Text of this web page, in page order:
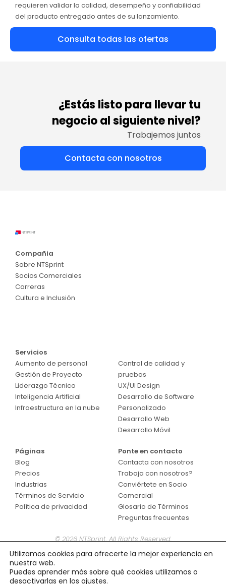
requieren validar la calidad, desempeño y confiabilidad
del producto entregado antes de su lanzamiento.
Consulta todas las ofertas
Contacta con nosotros
¿Estás listo para llevar tu
negocio al siguiente nivel?
Trabajemos juntos
Compañia
Sobre NTSprint
Socios Comerciales
Carreras
Cultura e Inclusión
Servicios
Aumento de personal
Gestión de Proyecto
Liderazgo Técnico
Inteligencia Artificial
Infraestructura en la nube
Control de calidad y
pruebas
UX/UI Design
Desarrollo de Software
Personalizado
Desarrollo Web
Desarrollo Móvil
Páginas
Blog
Precios
Industrias
Términos de Servicio
Política de privacidad
Ponte en contacto
Contacta con nosotros
Trabaja con nosotros?
Conviértete en Socio
Comercial
Glosario de Términos
Preguntas frecuentes
© 2026 NTSprint. All Rights Reserved.
Utilizamos cookies para ofrecerte la mejor experiencia en
nuestra web.
Puedes aprender más sobre qué cookies utilizamos o
desactivarlas en los ajustes.